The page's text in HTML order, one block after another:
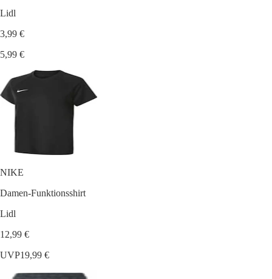
Lidl
3,99 €
5,99 €
NIKE
Damen-Funktionsshirt
Lidl
12,99 €
UVP19,99 €